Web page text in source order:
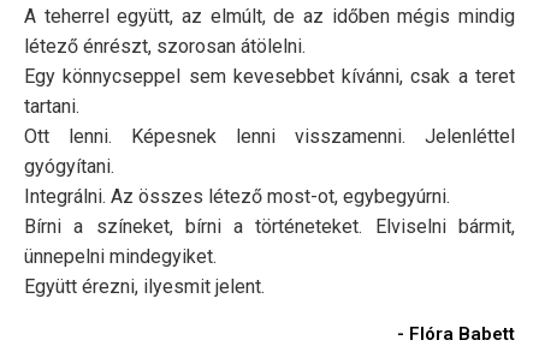
A teherrel együtt, az elmúlt, de az időben mégis mindig
létező énrészt, szorosan átölelni.
Egy könnycseppel sem kevesebbet kívánni, csak a teret
tartani.
Ott lenni. Képesnek lenni visszamenni. Jelenléttel
gyógyítani.
Integrálni. Az összes létező most-ot, egybegyúrni.
Bírni a színeket, bírni a történeteket. Elviselni bármit,
ünnepelni mindegyiket.
Együtt érezni, ilyesmit jelent.
- Flóra Babett